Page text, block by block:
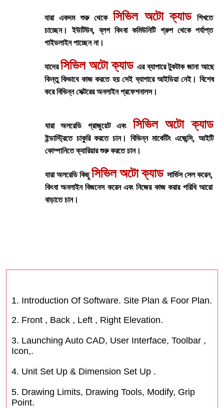
যারা একদম শুরু থেকেসিভিল অটো ক্যাডশিখতে
চাচ্ছেন। ইউটিউব, ব্লগ কিংবা কমিউনিটি গ্রুপ থেকে পর্যাপ্ত
গাইডলাইন পাচ্ছেন না।
যাদেরসিভিল অটো ক্যাড এর ব্যাপারে টুকটাক জানা আছে
কিন্তু কিভাবে কাজ করতে হয় সেই ব্যাপারে আইডিয়া নেই। বিশেষ
করে বিভিন্ন সেক্টরের অনলাইন প্রফেশনালস।
যারা অলরেডি গ্রাজুয়েট এবং সিভিল অটো ক্যাড
ইন্ডাস্ট্রিতে চাকুরি করতে চান। বিভিন্ন মার্কেটিং এজেন্সি, আইটি
কোম্পানিতে ক্যারিয়ার শুরু করতে চান।
যারা অলরেডি কিছুসিভিল অটো ক্যাড সার্ভিস সেল করেন,
কিংবা অনলাইন বিজনেস করেন এবং নিজের কাজ করার পরিধি আরো
বাড়াতে চান।
1. Introduction Of Software. Site Plan & Foor Plan.
2. Front , Back , Left , Right Elevation.
3. Launching Auto CAD, User Interface, Toolbar ,
Icon,.
4. Unit Set Up & Dimension Set Up .
5. Drawing Limits, Drawing Tools, Modify, Grip
Point.